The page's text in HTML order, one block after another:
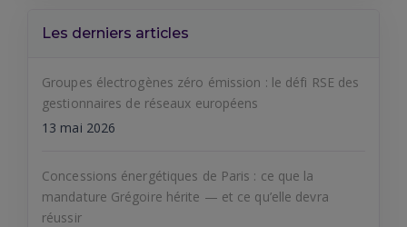
Les derniers articles
Groupes électrogènes zéro émission : le défi RSE des
gestionnaires de réseaux européens
13 mai 2026
Concessions énergétiques de Paris : ce que la
mandature Grégoire hérite — et ce qu’elle devra
réussir